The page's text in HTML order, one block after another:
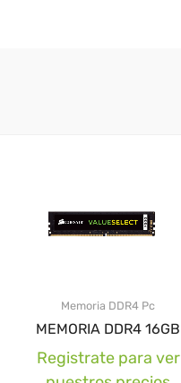
Memoria DDR4 Pc
MEMORIA DDR4 16GB
Registrate para ver